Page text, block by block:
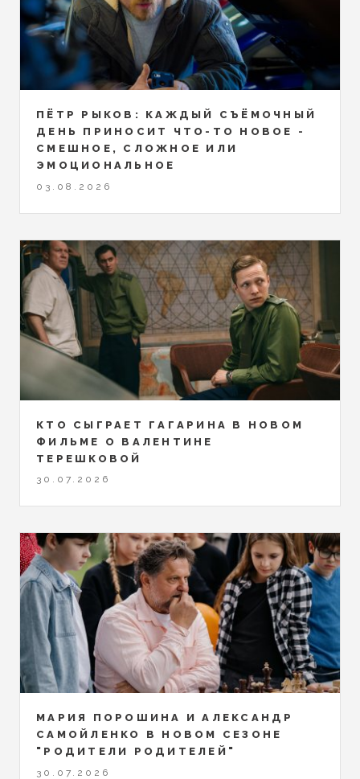
ПЁТР РЫКОВ: КАЖДЫЙ СЪЁМОЧНЫЙ
ДЕНЬ ПРИНОСИТ ЧТО-ТО НОВОЕ -
СМЕШНОЕ, СЛОЖНОЕ ИЛИ
ЭМОЦИОНАЛЬНОЕ
03.08.2026
КТО СЫГРАЕТ ГАГАРИНА В НОВОМ
ФИЛЬМЕ О ВАЛЕНТИНЕ
ТЕРЕШКОВОЙ
30.07.2026
МАРИЯ ПОРОШИНА И АЛЕКСАНДР
САМОЙЛЕНКО В НОВОМ СЕЗОНЕ
"РОДИТЕЛИ РОДИТЕЛЕЙ"
30.07.2026